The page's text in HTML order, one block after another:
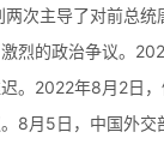
两次主导了对前总
烈的政治争议。
。2022年8月2日
8月5日，中国外交